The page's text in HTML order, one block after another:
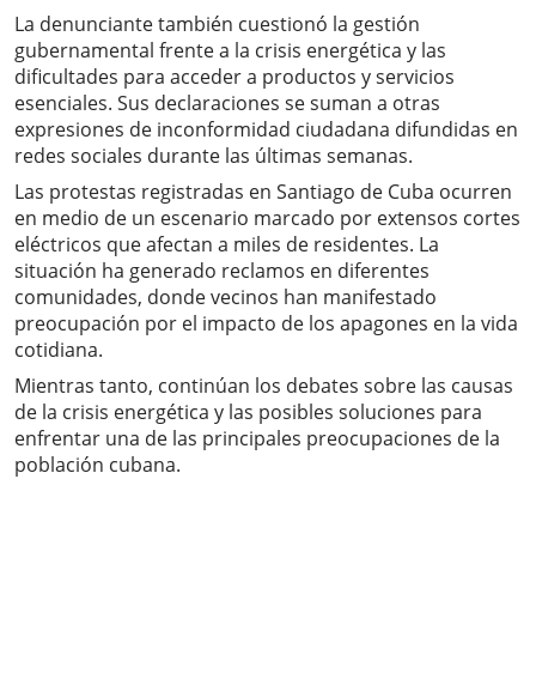
La denunciante también cuestionó la gestión
gubernamental frente a la crisis energética y las
dificultades para acceder a productos y servicios
esenciales. Sus declaraciones se suman a otras
expresiones de inconformidad ciudadana difundidas en
redes sociales durante las últimas semanas.
Las protestas registradas en Santiago de Cuba ocurren
en medio de un escenario marcado por extensos cortes
eléctricos que afectan a miles de residentes. La
situación ha generado reclamos en diferentes
comunidades, donde vecinos han manifestado
preocupación por el impacto de los apagones en la vida
cotidiana.
Mientras tanto, continúan los debates sobre las causas
de la crisis energética y las posibles soluciones para
enfrentar una de las principales preocupaciones de la
población cubana.